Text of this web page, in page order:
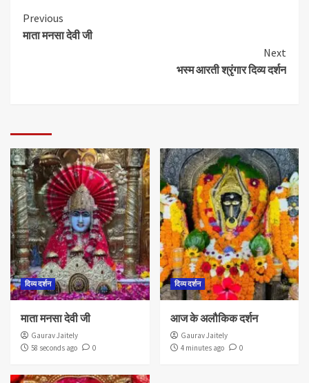
Previous
माता मनसा देवी जी
Next
भस्म आरती श्रृंगार दिव्य दर्शन
दिव्य दर्शन
माता मनसा देवी जी
Gaurav Jaitely
58 seconds ago
0
दिव्य दर्शन
आज के अलौकिक दर्शन
Gaurav Jaitely
4 minutes ago
0